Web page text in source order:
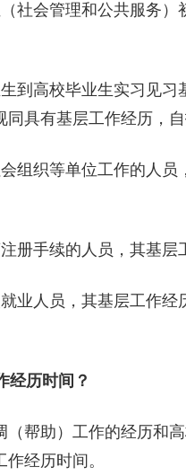
会管理和公共服务）
高校毕业生实习见习
具有基层工作经历，自
织等单位工作的人员
手续的人员，其基层
人员，其基层工作经
经历时间？
助）工作的经历和高
经历时间。